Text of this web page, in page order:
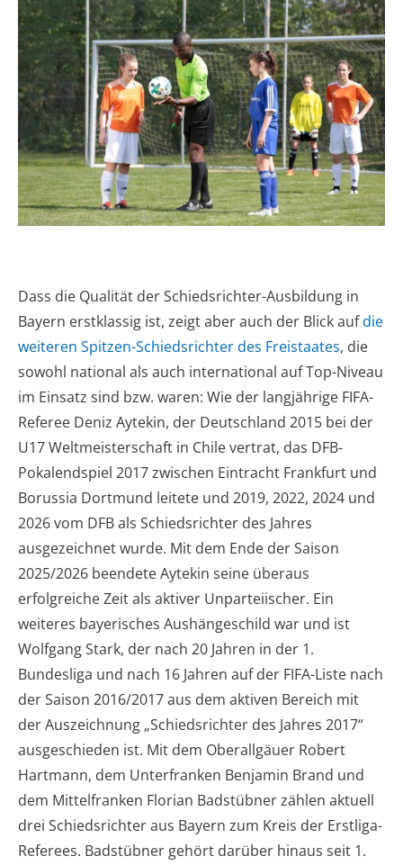
Dass die Qualität der Schiedsrichter-Ausbildung in
Bayern erstklassig ist, zeigt aber auch der Blick aufdie
weiteren Spitzen-Schiedsrichter des Freistaates, die
sowohl national als auch international auf Top-Niveau
im Einsatz sind bzw. waren: Wie der langjährige FIFA-
Referee Deniz Aytekin, der Deutschland 2015 bei der
U17 Weltmeisterschaft in Chile vertrat, das DFB-
Pokalendspiel 2017 zwischen Eintracht Frankfurt und
Borussia Dortmund leitete und 2019, 2022, 2024 und
2026 vom DFB als Schiedsrichter des Jahres
ausgezeichnet wurde. Mit dem Ende der Saison
2025/2026 beendete Aytekin seine überaus
erfolgreiche Zeit als aktiver Unparteiischer. Ein
weiteres bayerisches Aushängeschild war und ist
Wolfgang Stark, der nach 20 Jahren in der 1.
Bundesliga und nach 16 Jahren auf der FIFA-Liste nach
der Saison 2016/2017 aus dem aktiven Bereich mit
der Auszeichnung „Schiedsrichter des Jahres 2017“
ausgeschieden ist. Mit dem Oberallgäuer Robert
Hartmann, dem Unterfranken Benjamin Brand und
dem Mittelfranken Florian Badstübner zählen aktuell
drei Schiedsrichter aus Bayern zum Kreis der Erstliga-
Referees. Badstübner gehört darüber hinaus seit 1.